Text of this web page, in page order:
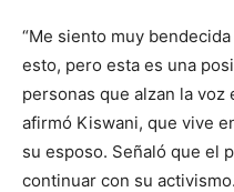
“Me siento muy
esto, pero esta es una
personas que alzan la voz
afirmó Kiswani, que vive
su esposo. Señaló que el
continuar con su activismo.